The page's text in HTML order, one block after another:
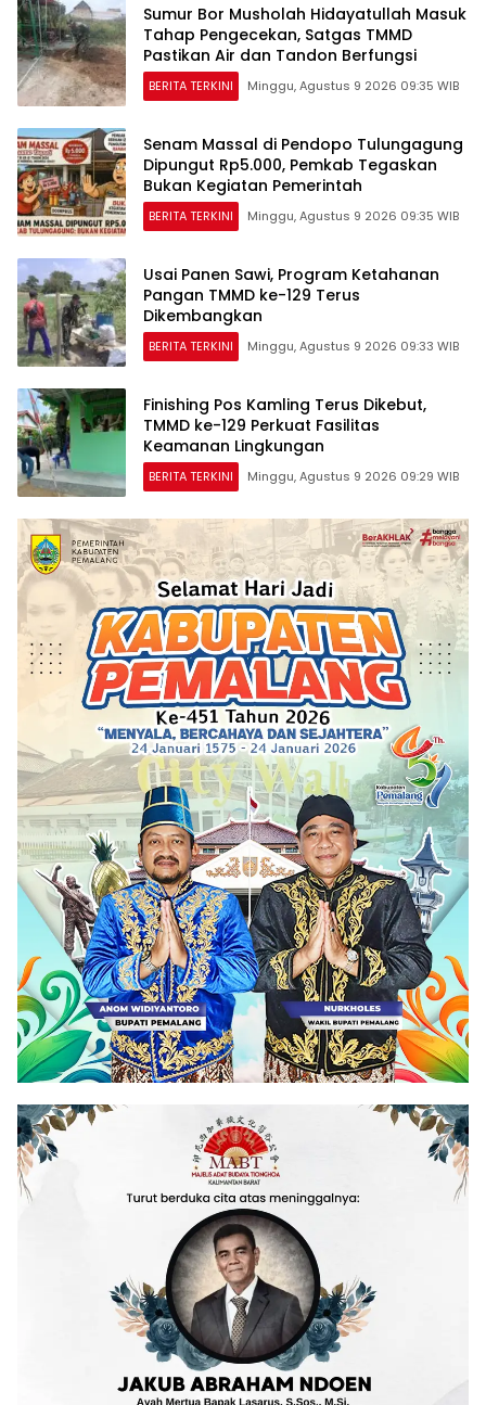
Sumur Bor Musholah Hidayatullah Masuk
Tahap Pengecekan, Satgas TMMD
Pastikan Air dan Tandon Berfungsi
BERITA TERKINI Minggu, Agustus 9 2026 09:35 WIB
Senam Massal di Pendopo Tulungagung
Dipungut Rp5.000, Pemkab Tegaskan
Bukan Kegiatan Pemerintah
BERITA TERKINI Minggu, Agustus 9 2026 09:35 WIB
Usai Panen Sawi, Program Ketahanan
Pangan TMMD ke-129 Terus
Dikembangkan
BERITA TERKINI Minggu, Agustus 9 2026 09:33 WIB
Finishing Pos Kamling Terus Dikebut,
TMMD ke-129 Perkuat Fasilitas
Keamanan Lingkungan
BERITA TERKINI Minggu, Agustus 9 2026 09:29 WIB